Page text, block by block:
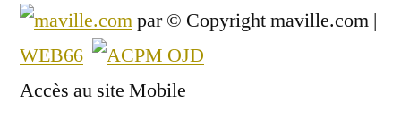
par © Copyright maville.­com |
WEB66
Accès au site Mobile